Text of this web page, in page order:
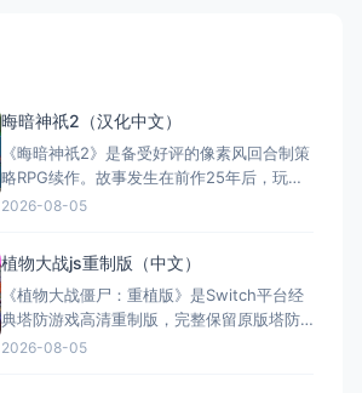
晦暗神祇2（汉化中文）
《晦暗神祇2》是备受好评的像素风回合制策
略RPG续作。故事发生在前作25年后，玩家
率领20位英雄与45种分支职业，在政治漩涡
极高的重玩性。复古像素艺术与精美战斗动
画带来原汁原味的战棋体验。Switch版仅
704MB，轻量便携
2026-08-05
植物大战js重制版（中文）
《植物大战僵尸：重植版》是Switch平台经
典塔防游戏高清重制版，完整保留原版塔防
玩法并升级HD画质。新增本地合作与PvP模
2026-08-05